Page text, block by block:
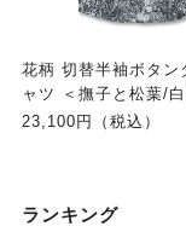
花柄 切替半袖ボタン
ャツ ＜撫子と松葉/白
23,100円（税込）
ランキング